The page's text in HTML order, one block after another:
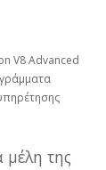
V8 Advanced
μέλη της